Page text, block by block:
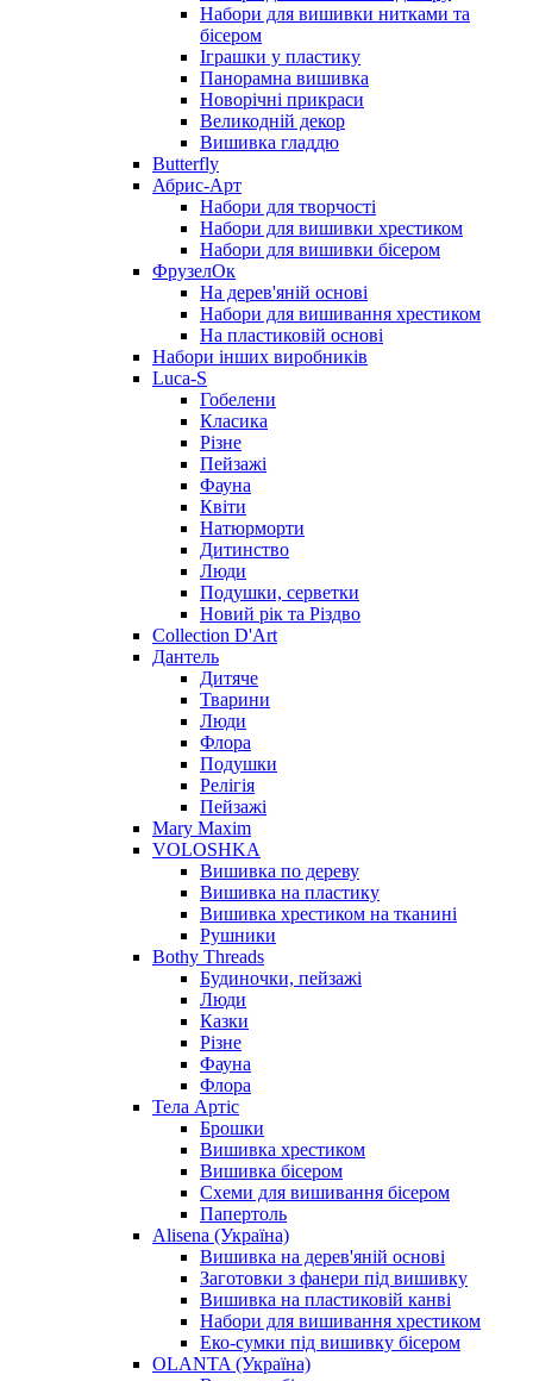
Набори для вишивки нитками та
бісером
Іграшки у пластику
Панорамна вишивка
Новорічні прикраси
Великодній декор
Вишивка гладдю
Butterfly
Абрис-Арт
Набори для творчості
Набори для вишивки хрестиком
Набори для вишивки бісером
ФрузелОк
На дерев'яній основі
Набори для вишивання хрестиком
На пластиковій основі
Набори інших виробників
Luca-S
Гобелени
Класика
Різне
Пейзажі
Фауна
Квіти
Натюрморти
Дитинство
Люди
Подушки, серветки
Новий рік та Різдво
Collection D'Art
Дантель
Дитяче
Тварини
Люди
Флора
Подушки
Релігія
Пейзажі
Mary Maxim
VOLOSHKA
Вишивка по дереву
Вишивка на пластику
Вишивка хрестиком на тканині
Рушники
Bothy Threads
Будиночки, пейзажі
Люди
Казки
Різне
Фауна
Флора
Тела Артіс
Брошки
Вишивка хрестиком
Вишивка бісером
Схеми для вишивання бісером
Папертоль
Alisena (Україна)
Вишивка на дерев'яній основі
Заготовки з фанери під вишивку
Вишивка на пластиковій канві
Набори для вишивання хрестиком
Еко-сумки під вишивку бісером
OLANTA (Україна)